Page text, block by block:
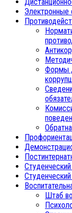
Электронные
Формы
Штаб